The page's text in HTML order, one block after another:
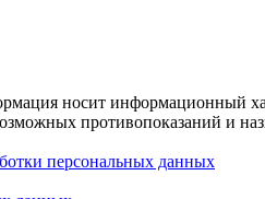
носит информационный
противопоказаний и
персональных данных